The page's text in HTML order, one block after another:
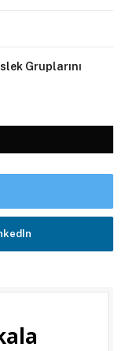
Gruplarını